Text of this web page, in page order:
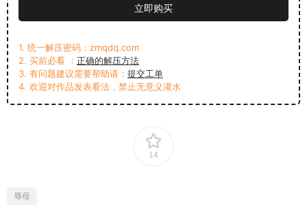
立即购买
1. 统一解压密码：zmqdq.com
2. 买前必看 ： 正确的解压方法
3. 有问题建议需要帮助请： 提交工单
4. 欢迎对作品发表看法，禁止无意义灌水
14
辱母